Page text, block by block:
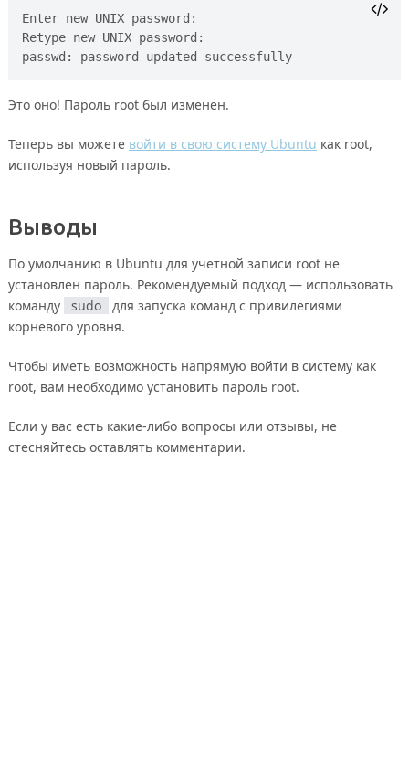
Enter new UNIX password:
Retype new UNIX password:
passwd: password updated successfully
Это оно! Пароль root был изменен.
Теперь вы можете войти в свою систему Ubuntu как root,
используя новый пароль.
Выводы
По умолчанию в Ubuntu для учетной записи root не
установлен пароль. Рекомендуемый подход — использовать
команду
sudo
для запуска команд с привилегиями
корневого уровня.
Чтобы иметь возможность напрямую войти в систему как
root, вам необходимо установить пароль root.
Если у вас есть какие-либо вопросы или отзывы, не
стесняйтесь оставлять комментарии.